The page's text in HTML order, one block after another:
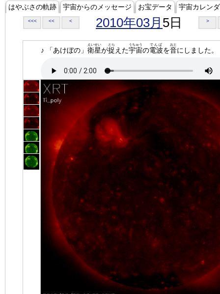
はやぶさの軌跡 宇宙からのメッセージ お宝データ 宇宙カレン
<<< << < 2010年03月 5日 >
♪ 「あけぼの」 衛星
えいせい
が捉
とら
えた宇宙
うちゅう
の電波
でんぱ
を音
おと
にしました。